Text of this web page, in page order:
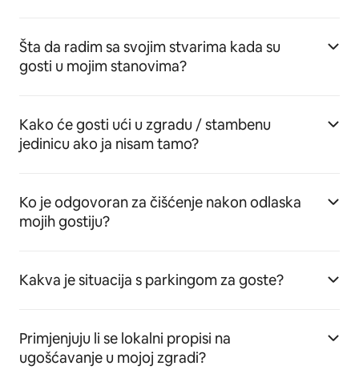
Šta da radim sa svojim stvarima kada su
gosti u mojim stanovima?
Kako će gosti ući u zgradu / stambenu
jedinicu ako ja nisam tamo?
Ko je odgovoran za čišćenje nakon odlaska
mojih gostiju?
Kakva je situacija s parkingom za goste?
Primjenjuju li se lokalni propisi na
ugošćavanje u mojoj zgradi?